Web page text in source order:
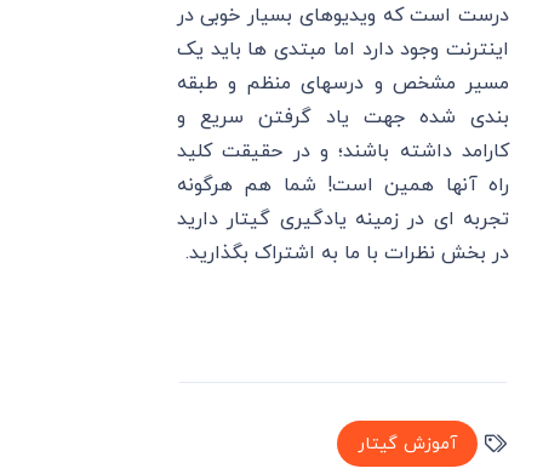
درست است که ویدیوهای بسیار خوبی در
اینترنت وجود دارد اما مبتدی ها باید یک
مسیر مشخص و درسهای منظم و طبقه
بندی شده جهت یاد گرفتن سریع و
کارامد داشته باشند؛ و در حقیقت کلید
راه آنها همین است! شما هم هرگونه
تجربه ای در زمینه یادگیری گیتار دارید
در بخش نظرات با ما به اشتراک بگذارید.
آموزش گیتار